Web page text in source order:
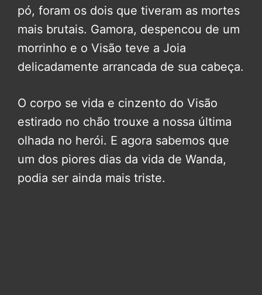
pó, foram os dois que tiveram as mortes
mais brutais. Gamora, despencou de um
morrinho e o Visão teve a Joia
delicadamente arrancada de sua cabeça.
O corpo se vida e cinzento do Visão
estirado no chão trouxe a nossa última
olhada no herói. E agora sabemos que
um dos piores dias da vida de Wanda,
podia ser ainda mais triste.